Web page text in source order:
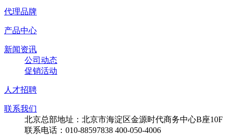
代理品牌
产品中心
新闻资讯
公司动态
促销活动
人才招聘
联系我们
北京总部地址：北京市海淀区金源时代商务中心B座10F
联系电话：010-88597838 400-050-4006